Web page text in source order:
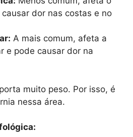
dor nas costas e no
A mais comum, afeta a
e pode causar dor na
muito peso. Por isso, é
nessa área.